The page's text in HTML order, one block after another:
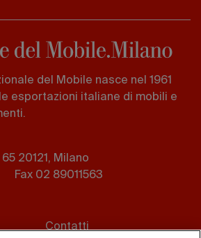
del Mobile nasce nel 1961
esportazioni italiane di mobili e
20121, Milano
Fax 02 89011563
Contatti